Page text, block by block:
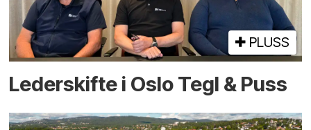
PLUSS
Lederskifte i Oslo Tegl & Puss